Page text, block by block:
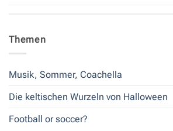
Themen
Musik, Sommer, Coachella
Die keltischen Wurzeln von Halloween
Football or soccer?